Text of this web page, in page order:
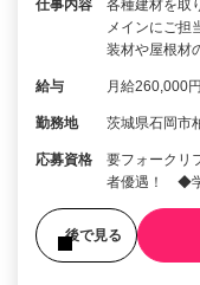
仕事内容
各種建材を取
メインにご担
装材や屋根材
給与 月給260,000
勤務地 茨城県石岡市
応募資格
要フォーク
者優遇！ ◆
後で見る